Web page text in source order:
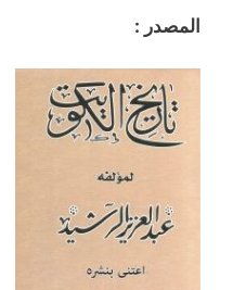
المصدر :